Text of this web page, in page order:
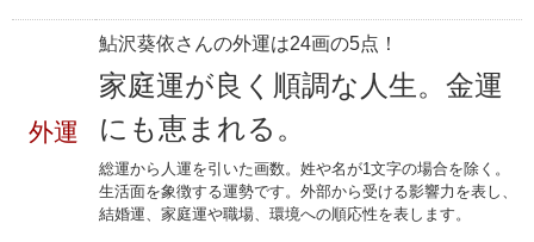
外運
鮎沢葵依さんの外運は24画の5点！
家庭運が良く順調な人生。金運
にも恵まれる。
総運から人運を引いた画数。姓や名が1文字の場合を除く。
生活面を象徴する運勢です。外部から受ける影響力を表し、
結婚運、家庭運や職場、環境への順応性を表します。